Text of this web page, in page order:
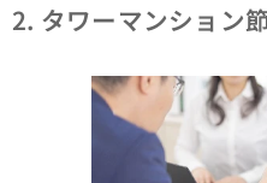
2. タワーマンション